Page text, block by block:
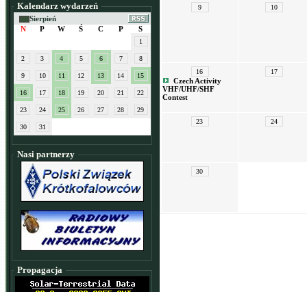
Kalendarz wydarzeń
Sierpień
N
P W Ś C P S
1
2 3 4 5 6 7 8
9 10 11 12 13 14 15
16 17 18 19 20 21 22
23 24 25 26 27 28 29
30 31
Nasi partnerzy
Propagacja
9 10
16
Czech Activity
VHF/UHF/SHF
Contest
17
23 24
30